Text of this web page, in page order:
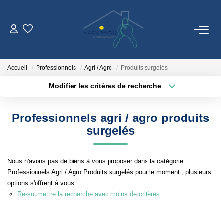
ACCUEIL
NOTRE AGENCE
Qui Sommes Nous
Notre Équipe
Nos Services
Accueil Professionnels Agri / Agro Produits surgelés
Modifier les critères de recherche
Professionnels agri / agro produits
surgelés
Nous n'avons pas de biens à vous proposer dans la catégorie
Professionnels Agri / Agro Produits surgelés pour le moment , plusieurs
options s'offrent à vous :
Re-soumettre la recherche avec moins de critères.